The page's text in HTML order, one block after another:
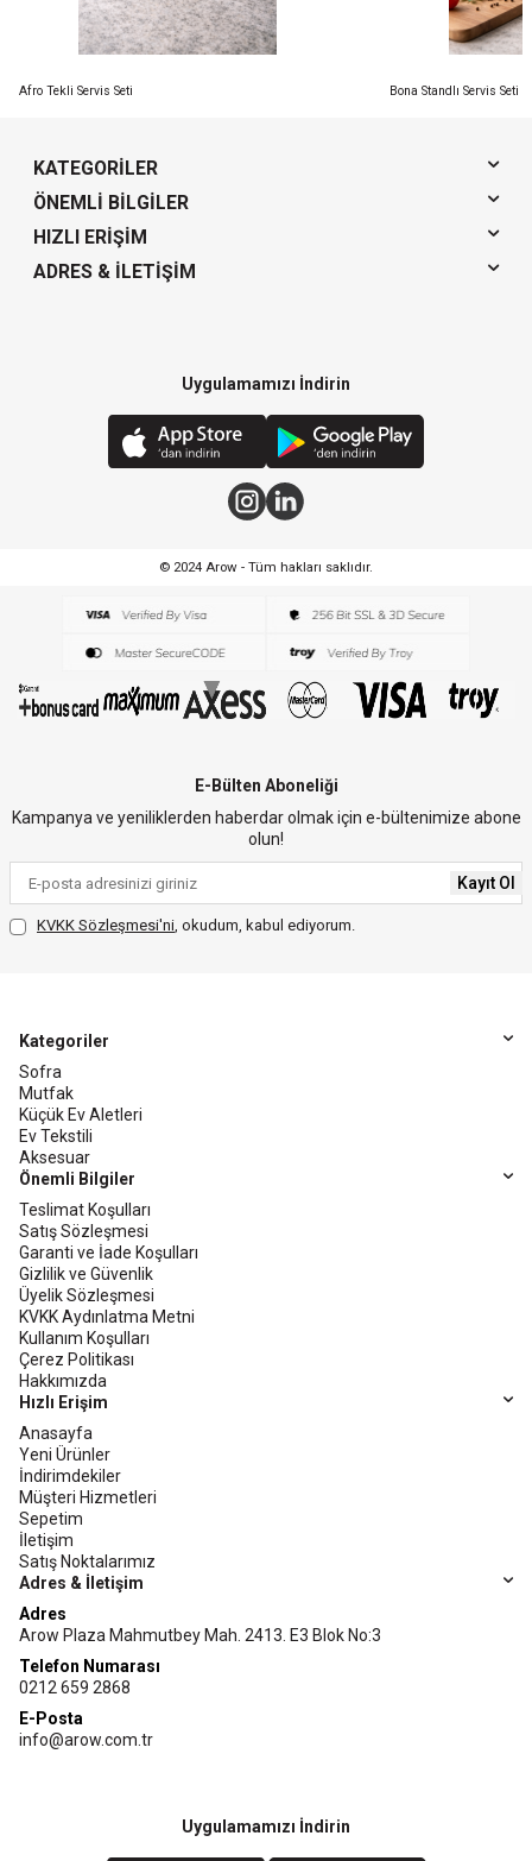
Afro Tekli Servis Seti Bona Standlı Servis Seti
KATEGORILER
ÖNEMLI BILGILER
HIZLI ERIŞIM
ADRES & İLETIŞIM
Uygulamamızı İndirin
© 2024 Arow - Tüm hakları saklıdır.
E-Bülten Aboneliği
Kampanya ve yeniliklerden haberdar olmak için e-bültenimize abone
olun!
Kayıt Ol
KVKK Sözleşmesi'ni, okudum, kabul ediyorum.
Kategoriler
Sofra
Mutfak
Küçük Ev Aletleri
Ev Tekstili
Aksesuar
Önemli Bilgiler
Teslimat Koşulları
Satış Sözleşmesi
Garanti ve İade Koşulları
Gizlilik ve Güvenlik
Üyelik Sözleşmesi
KVKK Aydınlatma Metni
Kullanım Koşulları
Çerez Politikası
Hakkımızda
Hızlı Erişim
Anasayfa
Yeni Ürünler
İndirimdekiler
Müşteri Hizmetleri
Sepetim
İletişim
Satış Noktalarımız
Adres & İletişim
Adres
Arow Plaza Mahmutbey Mah. 2413. E3 Blok No:3
Telefon Numarası
0212 659 2868
E-Posta
info@arow.com.tr
Uygulamamızı İndirin